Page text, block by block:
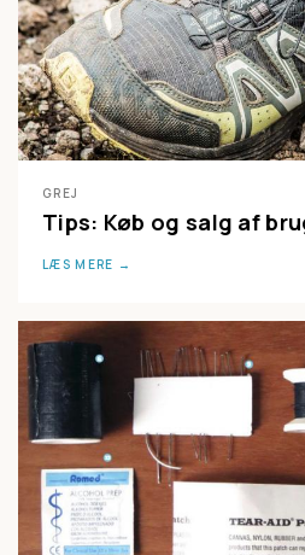
GREJ
Tips: Køb og salg af
LÆS MERE